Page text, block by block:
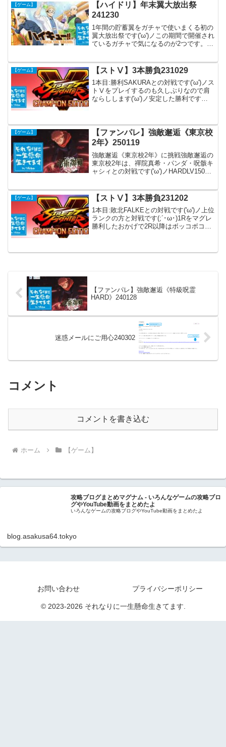
【ゲーム】
【ハイドリ】年末翼大放出祭
241230
1年間の貯蓄翼をガチャで使いまくる初の
翼大放出祭です('ω')ノこの期間で開催され
ているガチャで気になるのが2つです。
仕事が忙しくなり、まったくプレイす
る...
【ゲーム】 【ストⅤ】3本勝負231029
1本目:勝利SAKURAとの対戦です('ω')ノス
トⅤをプレイするのも久しぶりなので肩
ならしします('ω')ノ安定した勝利です
【ゲーム】
【ファンパレ】強敵邂逅《東京校
2年》250119
強敵邂逅《東京校2年》に挑戦強敵邂逅の
東京校2年は、禪院真希・パンダ・呪骸キ
ャシィとの対戦です('ω')ノHARDLV150の
用のスキルで離脱してしまうのでサブで
待機さ...
【ゲーム】 【ストⅤ】3本勝負231202
1本目:敗北FALKEとの対戦です('ω')ノ上位
ランクの方と対戦です(;´･ω･)1Rをマグレ
勝利したおかげで2R以降はボッコボコに
( ；´Д｀)ガ...
【ファンパレ】強敵邂逅《特級呪霊
HARD》240128
迷惑メールにご用心240302
コメント
コメントを書き込む
ホーム 【ゲーム】
攻略ブログまとめマグナム - いろんなゲームの攻略ブロ
グやYouTube動画をまとめたよ
いろんなゲームの攻略ブログやYouTube動画をまとめたよ
blog.asakusa64.tokyo
お問い合わせ プライバシーポリシー
© 2023-2026 それなりに一生懸命生きてます.